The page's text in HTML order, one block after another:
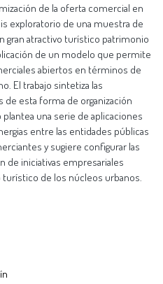
de la oferta comercial en
exploratorio de una muestra de
gran atractivo turístico patrimonio
de un modelo que permite
abiertos en términos de
El trabajo sintetiza las
de esta forma de organización
una serie de aplicaciones
entre las entidades públicas
y sugiere configurar las
de iniciativas empresariales
turístico de los núcleos urbanos.